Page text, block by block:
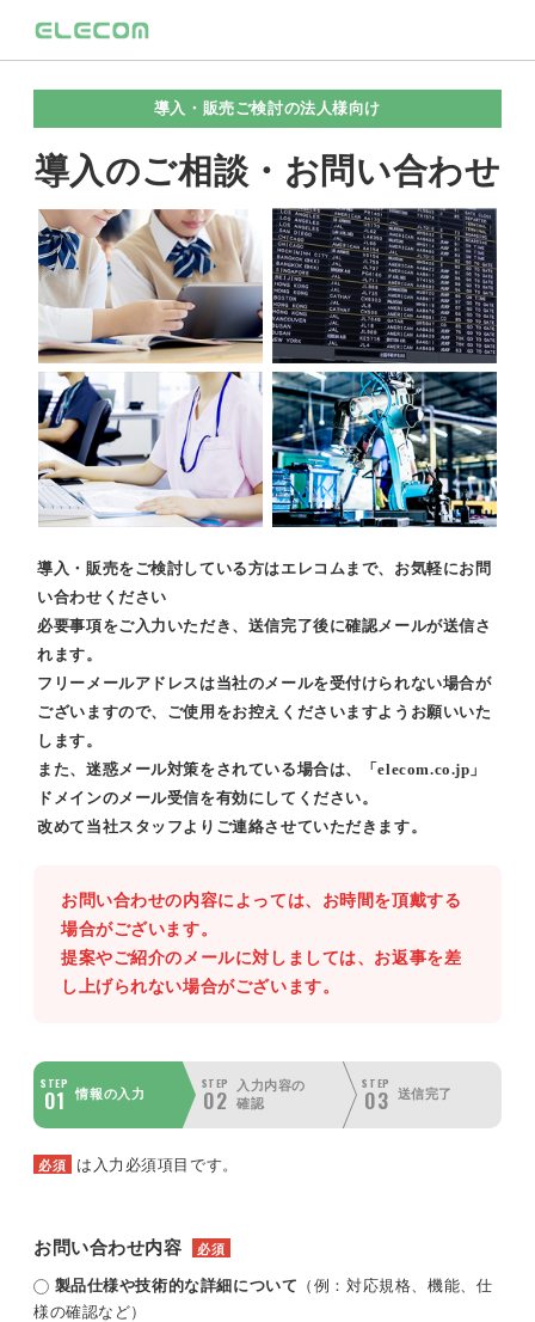
導入・販売ご検討の法人様向け
導入のご相談・お問い合わせ
導入・販売をご検討している方はエレコムまで、お気軽にお問
い合わせください
必要事項をご入力いただき、送信完了後に確認メールが送信さ
れます。
フリーメールアドレスは当社のメールを受付けられない場合が
ございますので、ご使用をお控えくださいますようお願いいた
します。
また、迷惑メール対策をされている場合は、「elecom.co.jp」
ドメインのメール受信を有効にしてください。
改めて当社スタッフよりご連絡させていただきます。
お問い合わせの内容によっては、お時間を頂戴する
場合がございます。
提案やご紹介のメールに対しましては、お返事を差
し上げられない場合がございます。
STEP
01 情報の入力
STEP
02
入力内容の
確認
STEP
03 送信完了
必須 は入力必須項目です。
お問い合わせ内容 必須
製品仕様や技術的な詳細について （例：対応規格、機能、仕
様の確認など）